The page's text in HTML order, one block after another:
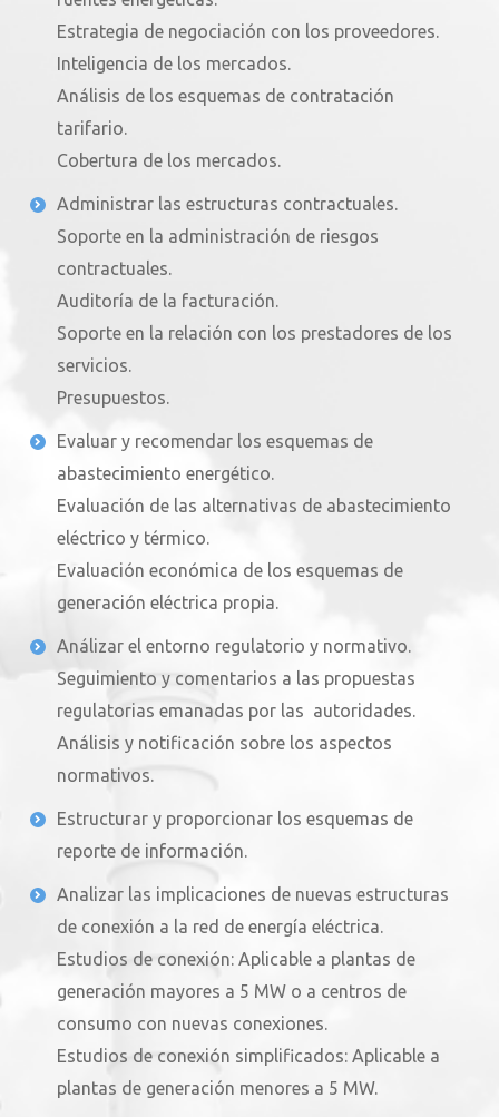
Estrategia de negociación con los proveedores.
Inteligencia de los mercados.
Análisis de los esquemas de contratación
tarifario.
Cobertura de los mercados.
Administrar las estructuras contractuales.
Soporte en la administración de riesgos
contractuales.
Auditoría de la facturación.
Soporte en la relación con los prestadores de los
servicios.
Presupuestos.
Evaluar y recomendar los esquemas de
abastecimiento energético.
Evaluación de las alternativas de abastecimiento
eléctrico y térmico.
Evaluación económica de los esquemas de
generación eléctrica propia.
Análizar el entorno regulatorio y normativo.
Seguimiento y comentarios a las propuestas
regulatorias emanadas por las autoridades.
Análisis y notificación sobre los aspectos
normativos.
Estructurar y proporcionar los esquemas de
reporte de información.
Analizar las implicaciones de nuevas estructuras
de conexión a la red de energía eléctrica.
Estudios de conexión: Aplicable a plantas de
generación mayores a 5 MW o a centros de
consumo con nuevas conexiones.
Estudios de conexión simplificados: Aplicable a
plantas de generación menores a 5 MW.